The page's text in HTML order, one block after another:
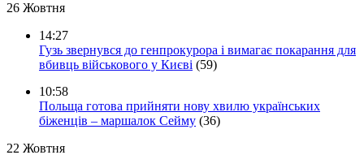
26 Жовтня
14:27
Гузь звернувся до генпрокурора і вимагає покарання для
вбивць військового у Києві (59)
10:58
Польща готова прийняти нову хвилю українських
біженців – маршалок Сейму (36)
22 Жовтня